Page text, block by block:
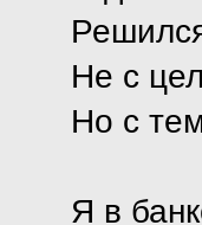
Не с
Но с
Я в